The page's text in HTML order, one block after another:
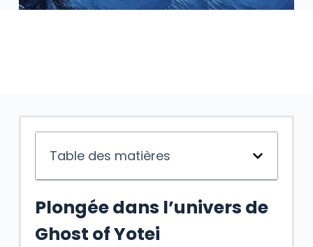
Table des matières
Plongée dans l’univers de
Ghost of Yotei